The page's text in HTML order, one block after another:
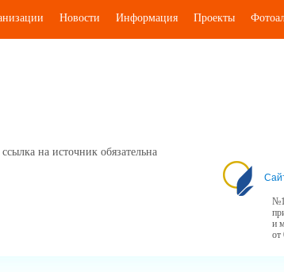
Новости Информация Проекты
на источник обязательна
и
от